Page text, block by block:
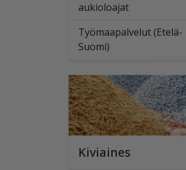
aukioloajat
Työmaapalvelut (Etelä-
Suomi)
Kiviaines